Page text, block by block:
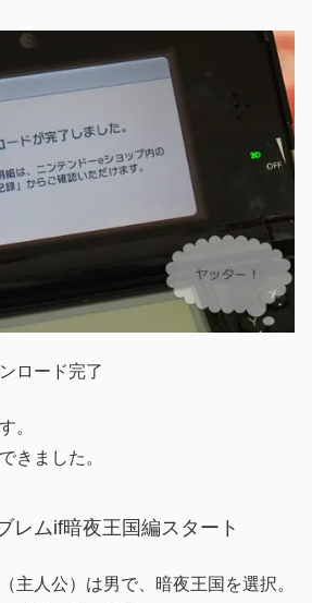
ロード完了
。
きました。
レムif暗夜王国編スタート
主人公）は男で、暗夜王国を選択。